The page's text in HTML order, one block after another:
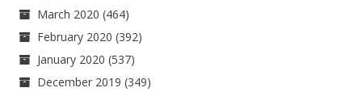
March 2020 (464)
February 2020 (392)
January 2020 (537)
December 2019 (349)